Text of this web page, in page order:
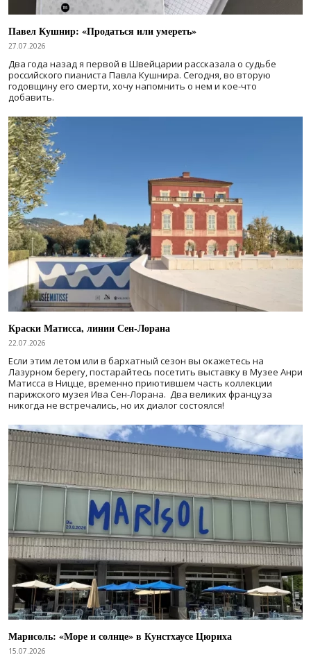
Павел Кушнир: «Продаться или умереть»
27.07.2026
Два года назад я первой в Швейцарии рассказала о судьбе
российского пианиста Павла Кушнира. Сегодня, во вторую
годовщину его смерти, хочу напомнить о нем и кое-что
добавить.
Краски Матисса, линии Сен-Лорана
22.07.2026
Если этим летом или в бархатный сезон вы окажетесь на
Лазурном берегу, постарайтесь посетить выставку в Музее Анри
Матисса в Ницце, временно приютившем часть коллекции
парижского музея Ива Сен-Лорана. Два великих француза
никогда не встречались, но их диалог состоялся!
Марисоль: «Море и солнце» в Кунстхаусе Цюриха
15.07.2026